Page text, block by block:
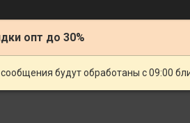
опт до 30%
будут обработаны с 09:00